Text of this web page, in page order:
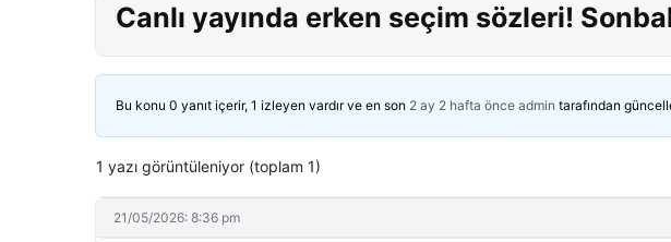
Canlı yayında erken seçim sözleri!
Bu konu 0 yanıt içerir, 1 izleyen vardır ve en son 2 ay 2 hafta önce admin tarafından
1 yazı görüntüleniyor (toplam 1)
21/05/2026: 8:36 pm